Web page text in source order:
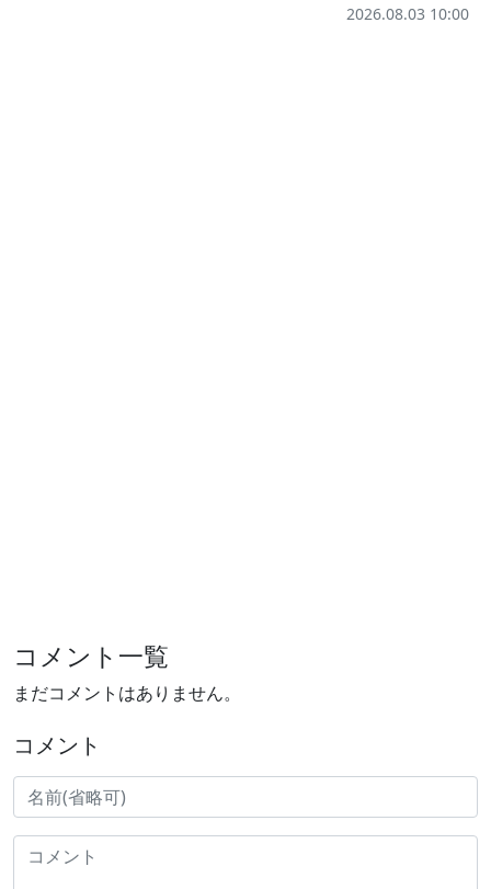
2026.08.03 10:00
コメント一覧
まだコメントはありません。
コメント